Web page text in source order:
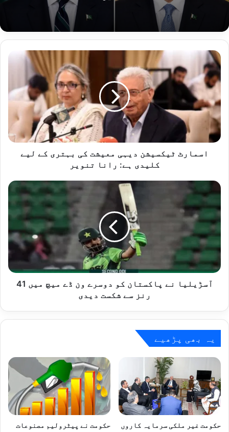
اسمارٹ
ٹیکسیشن
دیہی
معیشت
کی
بہتری
کے
لیے
کلیدی
اسمارٹ ٹیکسیشن دیہی معیشت کی بہتری کے لیے
کلیدی ہے: رانا تنویر
آسڑیلیا
نے
پاکستان
کو
دوسرے
ون
ڈے
میچ
میں
آسڑیلیا نے پاکستان کو دوسرے ون ڈے میچ میں 41
رنز سے شکست دیدی
یہ بھی پڑھیے
حکومت غیر ملکی سرمایہ کاروں
حکومت نے پیٹرولیم مصنوعات